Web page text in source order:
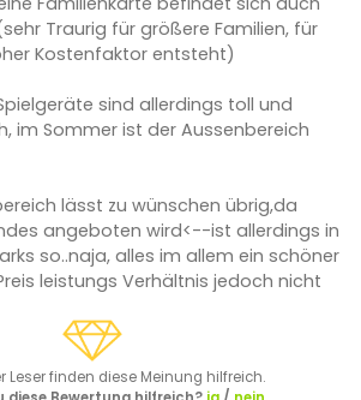
Traurig für größere Familien, für
Kostenfaktor entsteht)
sind allerdings toll und
im Sommer ist der Aussenbereich
lässt zu wünschen übrig,da
angeboten wird<--ist allerdings in
so..naja, alles im allem ein schöner
leistungs Verhältnis jedoch nicht
Leser finden diese Meinung hilfreich.